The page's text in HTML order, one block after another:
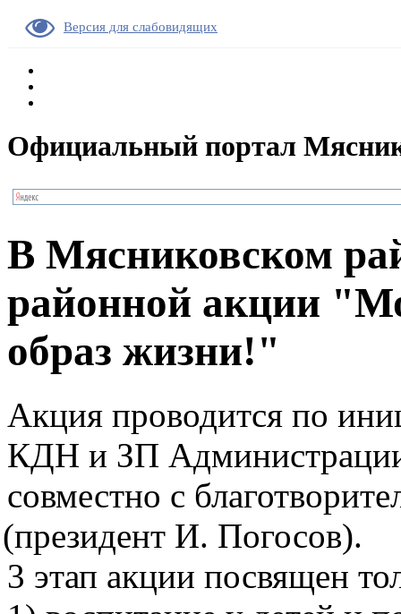
Версия для слабовидящих
Официальный портал
В Мясниковском
районной акции
образ жизни!"
Акция проводится по
КДН и ЗП
совместно с
(президент И. Погосов).
3 этап акции посвящен